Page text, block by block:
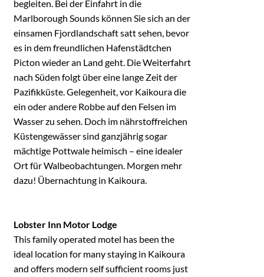
begleiten. Bei der Einfahrt in die
Marlborough Sounds können Sie sich an der
einsamen Fjordlandschaft satt sehen, bevor
es in dem freundlichen Hafenstädtchen
Picton wieder an Land geht. Die Weiterfahrt
nach Süden folgt über eine lange Zeit der
Pazifikküste. Gelegenheit, vor Kaikoura die
ein oder andere Robbe auf den Felsen im
Wasser zu sehen. Doch im nährstoffreichen
Küstengewässer sind ganzjährig sogar
mächtige Pottwale heimisch – eine idealer
Ort für Walbeobachtungen. Morgen mehr
dazu! Übernachtung in Kaikoura.
Lobster Inn Motor Lodge
This family operated motel has been the
ideal location for many staying in Kaikoura
and offers modern self sufficient rooms just